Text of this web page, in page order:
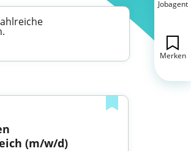
(m/w/d)
Jobagent
Merken